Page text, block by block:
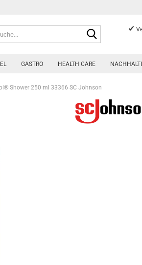
✔
GASTRO HEALTH CARE
Shower 250 ml 33366 SC Johnson